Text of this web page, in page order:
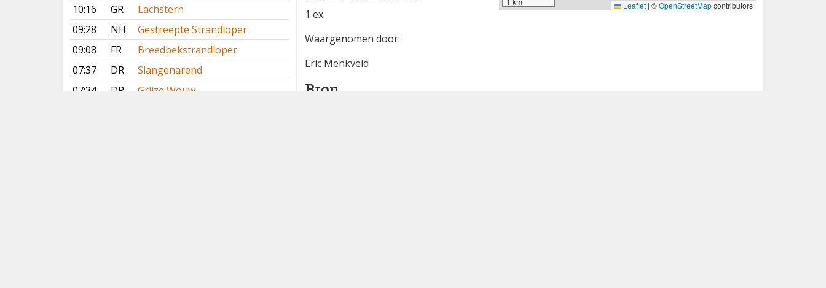
10:16
GR
Lachstern
09:28
NH
Gestreepte Strandloper
09:08
FR
Breedbekstrandloper
07:37
DR
Slangenarend
07:34
DR
Grijze Wouw
1 ex.
Waargenomen door:
Eric Menkveld
Bron
Leaflet | ©OpenStreetMapcontributors